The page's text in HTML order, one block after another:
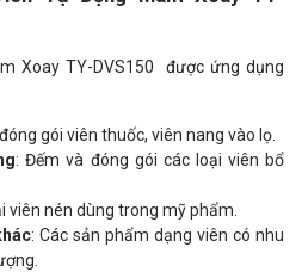
Xoay TY-DVS150 được ứng dụng
gói viên thuốc, viên nang vào lọ.
: Đếm và đóng gói các loại viên bổ
viên nén dùng trong mỹ phẩm.
: Các sản phẩm dạng viên có nhu